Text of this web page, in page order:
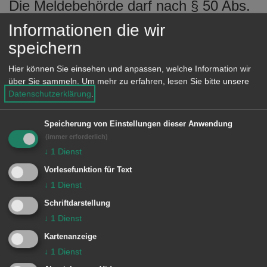
Die Meldebehörde darf nach § 50 Abs.
3 den Adressbuchverlagen, zu allen
Einwohnern, die das 18. Lebensjahr
vollendet haben, Daten für die
Herausgabe von Adressbüchern
(Adressverzeichnisse in Buchform)
übermitteln. Sollten Sie damit nicht
einverstanden sein, könnten Sie nach §
50 Abs. 5 BMG der Datenübermittlung
widersprechen.
Übermittlung von Daten an eine
öffentlich-rechtliche
Religionsgesellschaft
Wenn Mitglieder einer öffentlich-
Informationen die wir
speichern
Hier können Sie einsehen und anpassen, welche Information wir
über Sie sammeln. Um mehr zu erfahren, lesen Sie bitte unsere
Datenschutzerklärung.
Speicherung von Einstellungen dieser Anwendung
(immer erforderlich)
↓ 1 Dienst
Vorlesefunktion für Text
↓ 1 Dienst
Schriftdarstellung
↓ 1 Dienst
Kartenanzeige
↓ 1 Dienst